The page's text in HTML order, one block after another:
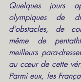
Quelques jours
olympiques de
d’obstacles, de
même de
meilleurs para-
au cœur de cette
Parmi eux, les